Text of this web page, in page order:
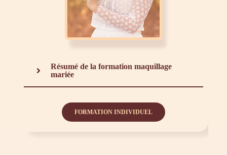
Résumé de la formation maquillage
mariée
FORMATION INDIVIDUEL